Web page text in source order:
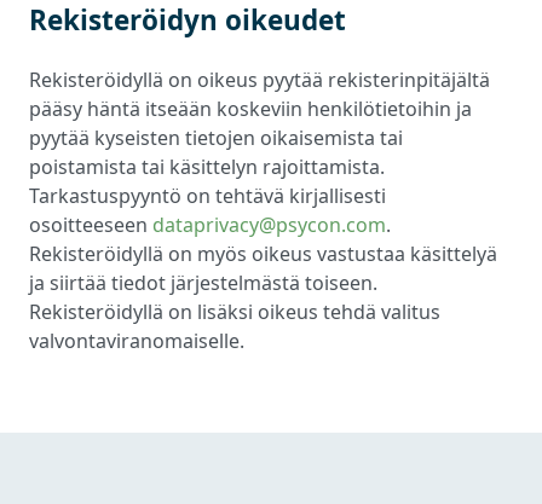
Rekisteröidyn oikeudet
Rekisteröidyllä on oikeus pyytää rekisterinpitäjältä
pääsy häntä itseään koskeviin henkilötietoihin ja
pyytää kyseisten tietojen oikaisemista tai
poistamista tai käsittelyn rajoittamista.
Tarkastuspyyntö on tehtävä kirjallisesti
osoitteeseen dataprivacy@psycon.com.
Rekisteröidyllä on myös oikeus vastustaa käsittelyä
ja siirtää tiedot järjestelmästä toiseen.
Rekisteröidyllä on lisäksi oikeus tehdä valitus
valvontaviranomaiselle.